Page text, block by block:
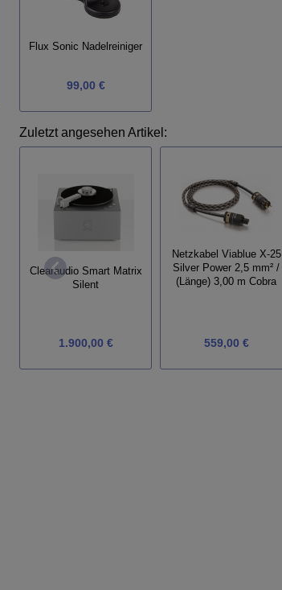
Flux Sonic Nadelreiniger
99,00 €
Zuletzt angesehen Artikel:
Clearaudio Smart Matrix
Silent
1.900,00 €
Netzkabel Viablue X-25
Silver Power 2,5 mm² /
(Länge) 3,00 m Cobra
559,00 €